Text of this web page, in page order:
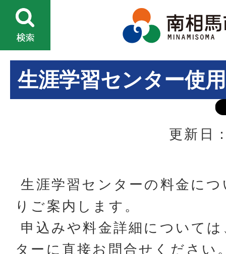
生涯学習センター使
更新日
生涯学習センターの料金に
りご案内します。
申込みや料金詳細について
ターに直接お問合せください